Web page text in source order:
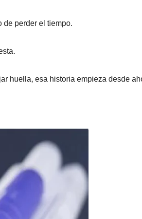
de perder el tiempo.
huella, esa historia empieza desde